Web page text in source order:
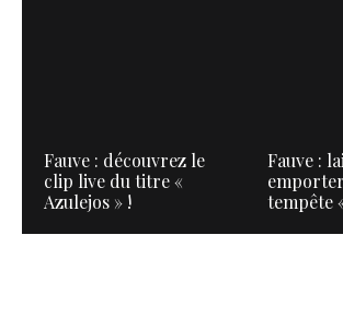
Fauve : découvrez le
clip live du titre «
Azulejos » !
Fauve :
tempête